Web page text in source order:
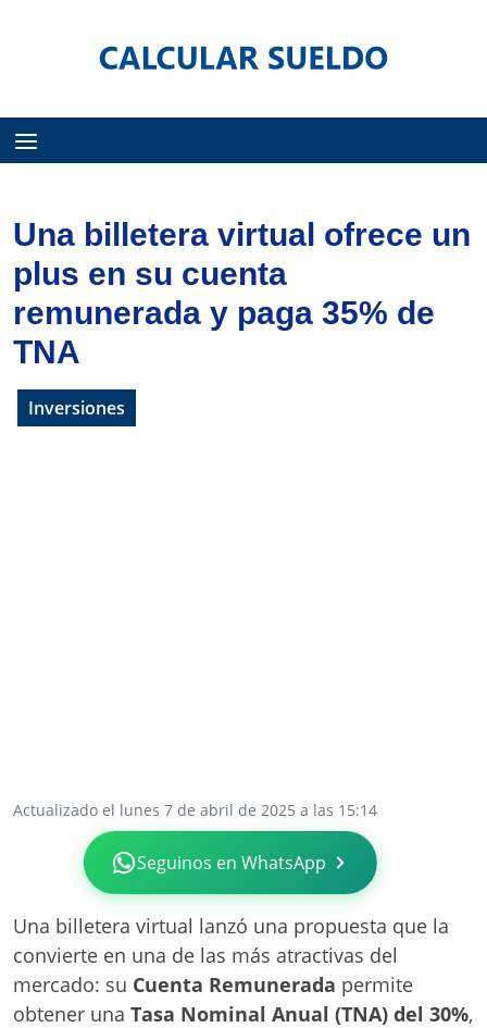
Una billetera virtual ofrece un
plus en su cuenta
remunerada y paga 35% de
TNA
Inversiones
Actualizado el lunes 7 de abril de 2025 a las 15:14
Seguinos en WhatsApp
Una billetera virtual lanzó una propuesta que la
convierte en una de las más atractivas del
mercado: su Cuenta Remunerada permite
obtener una Tasa Nominal Anual (TNA) del 30%,